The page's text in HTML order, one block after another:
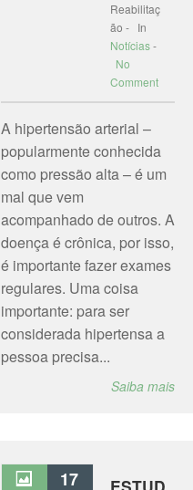
Reabilitaç
ão - In
Notícias-
No
Comment
A hipertensão arterial –
popularmente conhecida
como pressão alta – é um
mal que vem
acompanhado de outros. A
doença é crônica, por isso,
é importante fazer exames
regulares. Uma coisa
importante: para ser
considerada hipertensa a
pessoa precisa...
Saiba mais
17